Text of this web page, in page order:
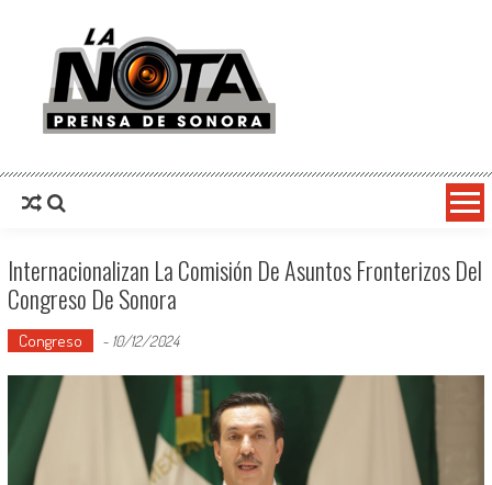
La Nota Prensa De Sonora
Internacionalizan La Comisión De Asuntos Fronterizos Del
Congreso De Sonora
Congreso - 10/12/2024